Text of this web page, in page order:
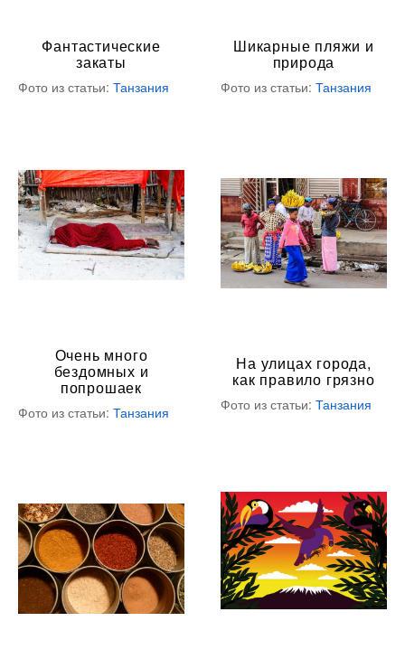
Фантастические
закаты
Фото из статьи: Танзания
Шикарные пляжи и
природа
Фото из статьи: Танзания
Очень много
бездомных и
попрошаек
Фото из статьи: Танзания
На улицах города,
как правило грязно
Фото из статьи: Танзания